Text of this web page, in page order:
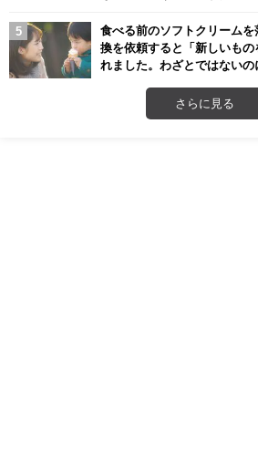
食べる前のソフトクリーム
換を依頼すると「新しいも
れました。わざとではないの
さらに見る